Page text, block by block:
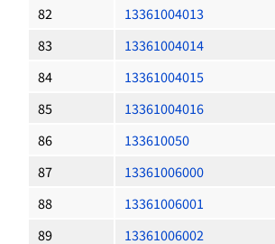
82
13361004013
83
13361004014
84
13361004015
85
13361004016
86
133610050
87
13361006000
88
13361006001
89
13361006002